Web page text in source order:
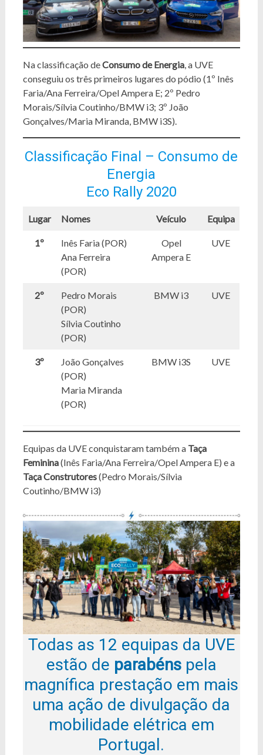
Na classificação deConsumo de Energia, a UVE
conseguiu os três primeiros lugares do pódio (1º Inês
Faria/Ana Ferreira/Opel Ampera E; 2º Pedro
Morais/Sílvia Coutinho/BMW i3; 3º João
Gonçalves/Maria Miranda, BMW i3S).
Classificação Final – Consumo de
Energia
Eco Rally 2020
Lugar Nomes Veículo Equipa
1º
Inês Faria (POR)
Ana Ferreira
(POR)
Opel
Ampera E
UVE
2º
Pedro Morais
(POR)
Sílvia Coutinho
(POR)
BMW i3 UVE
3º
João Gonçalves
(POR)
Maria Miranda
(POR)
BMW i3S UVE
Equipas da UVE conquistaram também a Taça
Feminina(Inês Faria/Ana Ferreira/Opel Ampera E) e a
Taça Construtores(Pedro Morais/Sílvia
Coutinho/BMW i3)
Todas as 12 equipas da UVE
estão de parabénspela
magnífica prestação em mais
uma ação de divulgação da
mobilidade elétrica em
Portugal.